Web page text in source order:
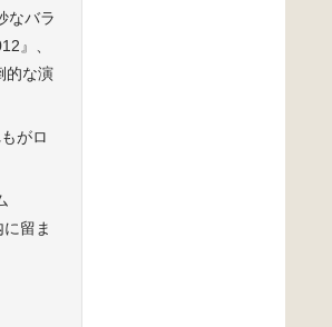
なバラ
』、
的な演
がロ
留ま